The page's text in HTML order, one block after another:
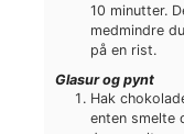
10 minutter.
medmindre
på en rist.
Glasur og pynt
Hak
enten smelte